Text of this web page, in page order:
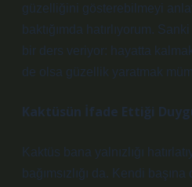
güzelliğini gösterebilmeyi
baktığımda hatırlıyorum.
bir ders veriyor: hayatta
de olsa güzellik yaratmak
Kaktüsün İfade Ettiği
Kaktüs bana yalnızlığı
bağımsızlığı da. Kendi